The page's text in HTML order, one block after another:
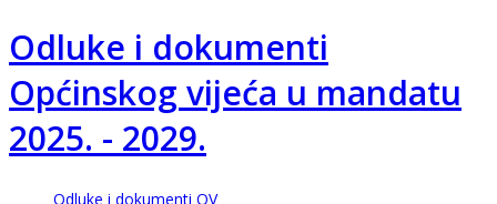
Odluke i dokumenti
Općinskog vijeća u mandatu
2025. - 2029.
Odluke i dokumenti OV